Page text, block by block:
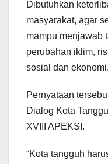
Dibutuhkan
masyarakat, agar
mampu menjawab
perubahan iklim,
sosial dan ekonomi.
Pernyataan
Dialog Kota
XVIII APEKSI.
“Kota tangguh